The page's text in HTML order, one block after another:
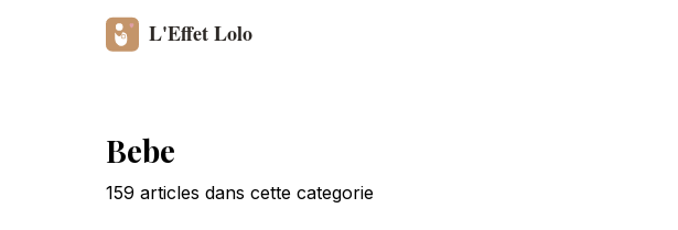
Bebe
159 articles dans cette categorie